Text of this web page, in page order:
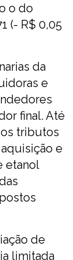
o do
(- R$ 0,05
da
e
final. Até
tributos
e
etanol
de
limitada